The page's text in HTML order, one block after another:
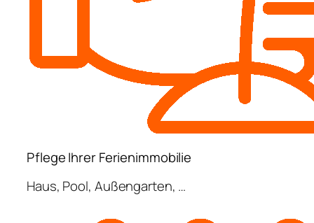
Pflege Ihrer Ferienimmobilie
Haus, Pool, Außengarten, …